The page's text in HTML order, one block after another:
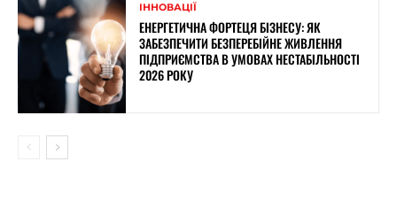
ІННОВАЦІЇ
ЕНЕРГЕТИЧНА ФОРТЕЦЯ БІЗНЕСУ: ЯК
ЗАБЕЗПЕЧИТИ БЕЗПЕРЕБІЙНЕ ЖИВЛЕННЯ
ПІДПРИЄМСТВА В УМОВАХ НЕСТАБІЛЬНОСТІ
2026 РОКУ